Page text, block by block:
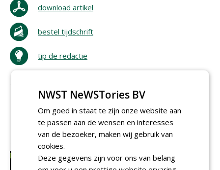
download artikel
bestel tijdschrift
tip de redactie
NWST NeWSTories BV
Om goed in staat te zijn onze website aan
te passen aan de wensen en interesses
van de bezoeker, maken wij gebruik van
cookies.
Deze gegevens zijn voor ons van belang